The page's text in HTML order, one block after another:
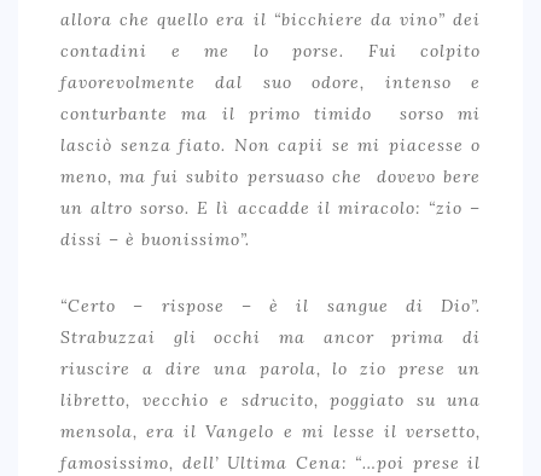
allora che quello era il “bicchiere da vino” dei
contadini e me lo porse. Fui colpito
favorevolmente dal suo odore, intenso e
conturbante ma il primo timido sorso mi
lasciò senza fiato. Non capii se mi piacesse o
meno, ma fui subito persuaso che dovevo bere
un altro sorso. E lì accadde il miracolo: “zio –
dissi – è buonissimo”.
“Certo – rispose – è il sangue di Dio”.
Strabuzzai gli occhi ma ancor prima di
riuscire a dire una parola, lo zio prese un
libretto, vecchio e sdrucito, poggiato su una
mensola, era il Vangelo e mi lesse il versetto,
famosissimo, dell’ Ultima Cena: “…poi prese il